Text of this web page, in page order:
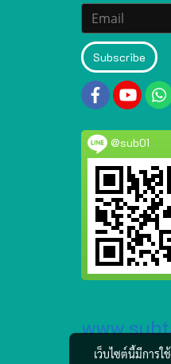
Subscribe
@sub01
เว็บไซต์นี้มีการ